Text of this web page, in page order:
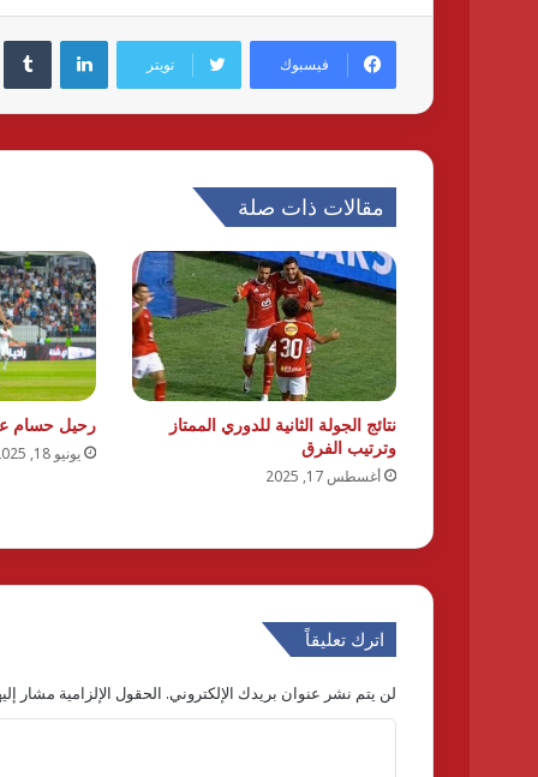
فيسبوك تويتر
لينكدإن
مقالات ذات صلة
نتائج الجولة الثانية للدوري الممتاز
وترتيب الفرق
أغسطس 17, 2025
رحيل حسام
يونيو 18, 2025
اترك تعليقاً
لن يتم نشر عنوان بريدك الإلكتروني. الحقول الإلزامية مشار